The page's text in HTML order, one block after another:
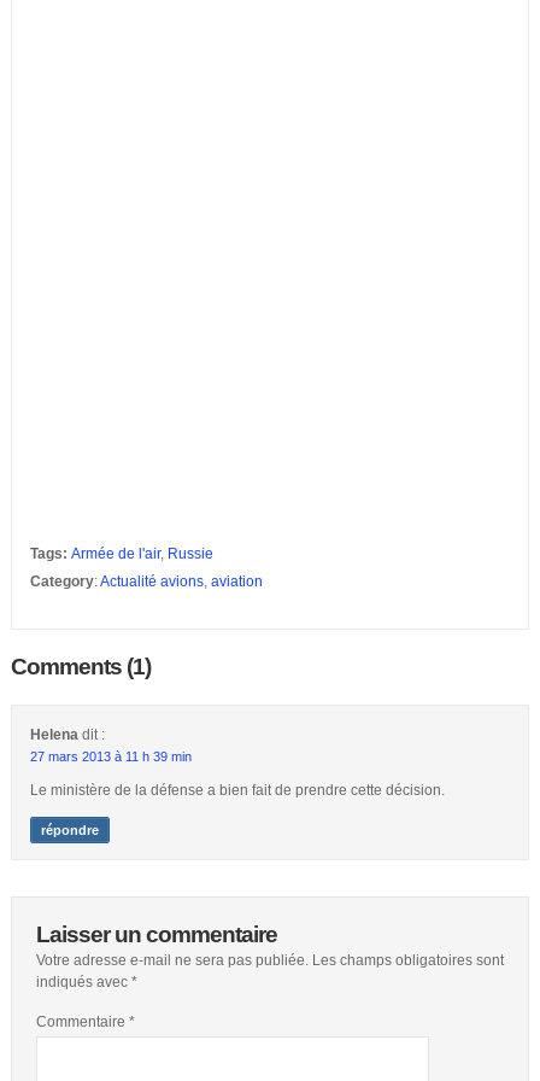
Tags: Armée de l'air, Russie
Category:Actualité avions, aviation
Comments (1)
Helena dit :
27 mars 2013 à 11 h 39 min
Le ministère de la défense a bien fait de prendre cette décision.
répondre
Laisser un commentaire
Votre adresse e-mail ne sera pas publiée. Les champs obligatoires sont
indiqués avec *
Commentaire *